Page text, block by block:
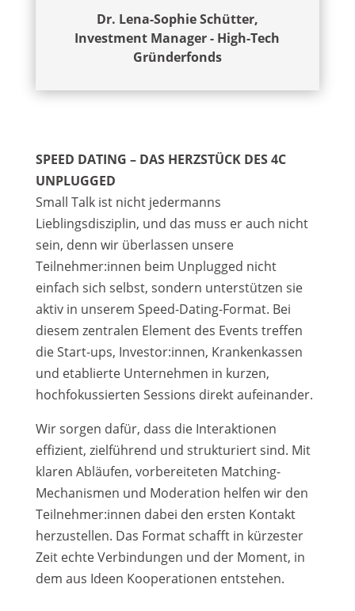
Dr. Lena-Sophie Schütter,
Investment Manager - High-Tech
Gründerfonds
SPEED DATING – DAS HERZSTÜCK DES 4C
UNPLUGGED
Small Talk ist nicht jedermanns
Lieblingsdisziplin, und das muss er auch nicht
sein, denn wir überlassen unsere
Teilnehmer:innen beim Unplugged nicht
einfach sich selbst, sondern unterstützen sie
aktiv in unserem Speed-Dating-Format. Bei
diesem zentralen Element des Events treffen
die Start-ups, Investor:innen, Krankenkassen
und etablierte Unternehmen in kurzen,
hochfokussierten Sessions direkt aufeinander.
Wir sorgen dafür, dass die Interaktionen
effizient, zielführend und strukturiert sind. Mit
klaren Abläufen, vorbereiteten Matching-
Mechanismen und Moderation helfen wir den
Teilnehmer:innen dabei den ersten Kontakt
herzustellen. Das Format schafft in kürzester
Zeit echte Verbindungen und der Moment, in
dem aus Ideen Kooperationen entstehen.